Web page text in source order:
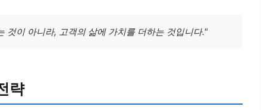
것이 아니라, 고객의 삶에 가치를 더하는 것입니다."
략